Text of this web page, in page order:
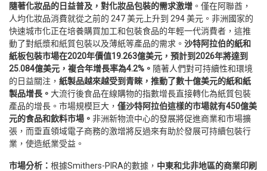
隨著化妝品的日益普及，對化妝品包裝的需求激增 。僅在阿聯酋，
人均化妝品消費就從之前的 247 美元上升到 294 美元。非洲國家的
快速城市化正在培養購買加工和包裝食品的年輕一代消費者，這推
動了對紙漿和紙質包裝以及薄紙等產品的需求。 沙特阿拉伯的紙和
紙板包裝市場在2020年價值19.263億美元，預計到2026年將達到
25.084億美元，複合年增長率為4.2% 。 隨著人們對可持續性和環境
的日益關注， 紙製品越來越受到青睞，推動了數十億美元的紙和紙
製品增長。 大流行後食品在線購物的指數增長直接轉化為紙質包裝
產品的增長。市場規模巨大， 僅沙特阿拉伯這樣的市場就有450億美
元的食品和飲料市場。 非洲新物流中心的發展將促進商業和市場擴
張，而垂直領域電子商務的激增將反過來有助於發展可持續包裝行
業，使造紙業受益。
市場分析 ： 根據Smithers-PIRA的數據， 中東和北非地區的商業印刷